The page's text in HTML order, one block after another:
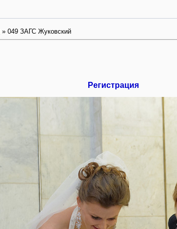
» 049 ЗАГС Жуковский
Регистрация